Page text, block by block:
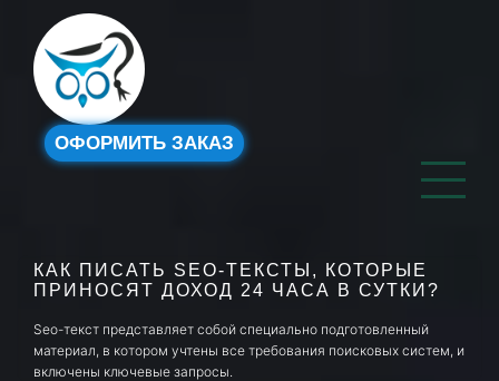
ОФОРМИТЬ ЗАКАЗ
КАК ПИСАТЬ SEO-ТЕКСТЫ, КОТОРЫЕ
ПРИНОСЯТ ДОХОД 24 ЧАСА В СУТКИ?
Seo-текст представляет собой специально подготовленный
материал, в котором учтены все требования поисковых систем, и
включены ключевые запросы.